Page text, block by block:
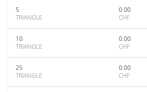
5
TRIANGLE
0.00
CHF
10
TRIANGLE
0.00
CHF
25
TRIANGLE
0.00
CHF